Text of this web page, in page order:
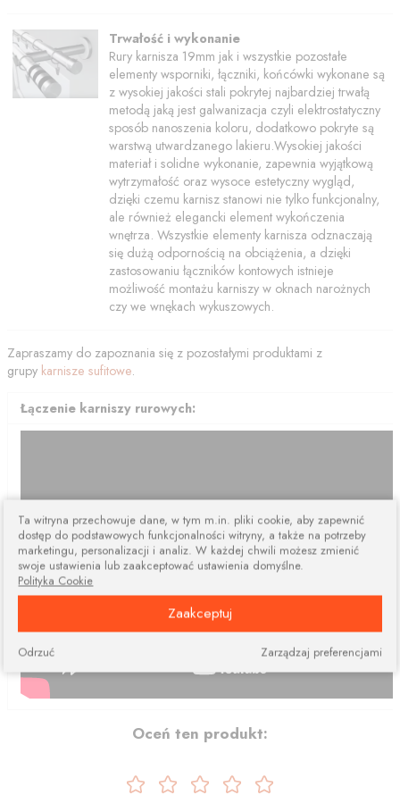
Trwałość i wykonanie
Rury karnisza 19mm jak i wszystkie pozostałe
elementy wsporniki, łączniki, końcówki wykonane są
z wysokiej jakości stali pokrytej najbardziej trwałą
metodą jaką jest galwanizacja czyli elektrostatyczny
sposób nanoszenia koloru, dodatkowo pokryte są
warstwą utwardzanego lakieru.Wysokiej jakości
materiał i solidne wykonanie, zapewnia wyjątkową
wytrzymałość oraz wysoce estetyczny wygląd,
dzięki czemu karnisz stanowi nie tylko funkcjonalny,
ale również elegancki element wykończenia
wnętrza. Wszystkie elementy karnisza odznaczają
się dużą odpornością na obciążenia, a dzięki
zastosowaniu łączników kontowych istnieje
możliwość montażu karniszy w oknach narożnych
czy we wnękach wykuszowych.
Zapraszamy do zapoznania się z pozostałymi produktami z
grupy karnisze sufitowe.
Łączenie karniszy rurowych:
Oceń ten produkt:
Ta witryna przechowuje dane, w tym m.in. pliki cookie, aby zapewnić
dostęp do podstawowych funkcjonalności witryny, a także na potrzeby
marketingu, personalizacji i analiz. W każdej chwili możesz zmienić
swoje ustawienia lub zaakceptować ustawienia domyślne.
Polityka Cookie
Zaakceptuj
Zarządzaj preferencjami
Odrzuć